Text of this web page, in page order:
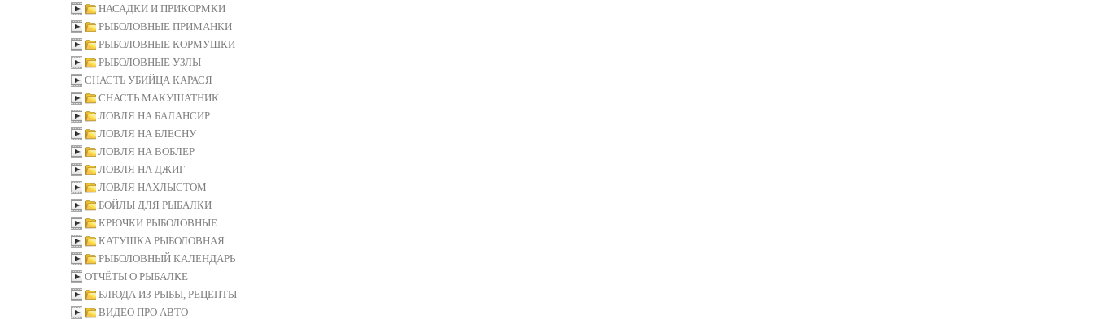
НАСАДКИ И ПРИКОРМКИ
РЫБОЛОВНЫЕ ПРИМАНКИ
РЫБОЛОВНЫЕ КОРМУШКИ
РЫБОЛОВНЫЕ УЗЛЫ
СНАСТЬ УБИЙЦА КАРАСЯ
СНАСТЬ МАКУШАТНИК
ЛОВЛЯ НА БАЛАНСИР
ЛОВЛЯ НА БЛЕСНУ
ЛОВЛЯ НА ВОБЛЕР
ЛОВЛЯ НА ДЖИГ
ЛОВЛЯ НАХЛЫСТОМ
БОЙЛЫ ДЛЯ РЫБАЛКИ
КРЮЧКИ РЫБОЛОВНЫЕ
КАТУШКА РЫБОЛОВНАЯ
РЫБОЛОВНЫЙ КАЛЕНДАРЬ
ОТЧЁТЫ О РЫБАЛКЕ
БЛЮДА ИЗ РЫБЫ, РЕЦЕПТЫ
ВИДЕО ПРО АВТО